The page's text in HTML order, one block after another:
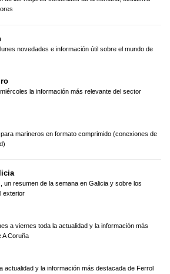
novedades e información útil sobre el mundo de
la información más relevante del sector
marineros en formato comprimido (conexiones de
un resumen de la semana en Galicia y sobre los
exterior
a viernes toda la actualidad y la información más
A Coruña
actualidad y la información más destacada de Ferrol